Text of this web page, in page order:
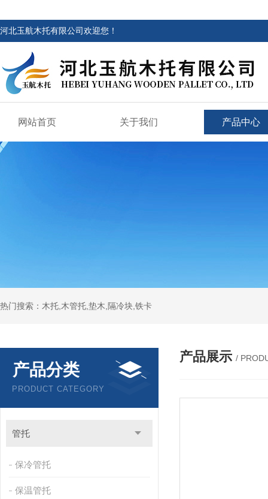
河北玉航木托有限公司欢迎您！
网站首页 关于我们 产品中心
热门搜索：木托,木管托,垫木,隔冷块,铁卡
产品分类
PRODUCT CATEGORY
管托
保冷管托
保温管托
产品展示 /